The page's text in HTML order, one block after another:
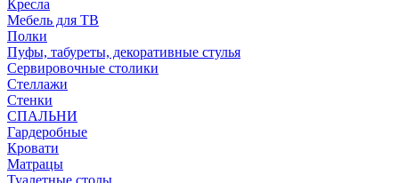
Кресла
Мебель для ТВ
Полки
Пуфы, табуреты, декоративные стулья
Сервировочные столики
Стеллажи
Стенки
СПАЛЬНИ
Гардеробные
Кровати
Матрацы
Туалетные столы